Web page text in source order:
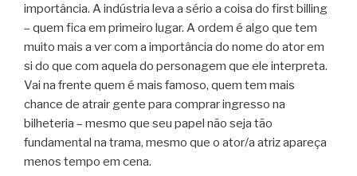
importância. A indústria leva a sério a coisa do first billing
– quem fica em primeiro lugar. A ordem é algo que tem
muito mais a ver com a importância do nome do ator em
si do que com aquela do personagem que ele interpreta.
Vai na frente quem é mais famoso, quem tem mais
chance de atrair gente para comprar ingresso na
bilheteria – mesmo que seu papel não seja tão
fundamental na trama, mesmo que o ator/a atriz apareça
menos tempo em cena.